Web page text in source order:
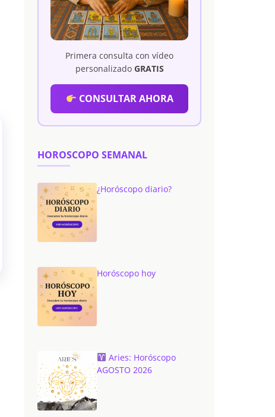
Primera consulta con vídeo
personalizado GRATIS
CONSULTAR AHORA
HOROSCOPO SEMANAL
¿Horóscopo diario?
Horóscopo hoy
Aries: Horóscopo
AGOSTO 2026